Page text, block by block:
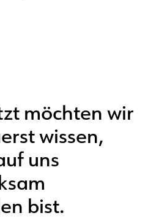
möchten wir
wissen,
uns
bist.